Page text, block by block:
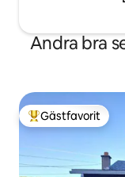
Andra bra
Populär gästfavorit
Gästfavorit